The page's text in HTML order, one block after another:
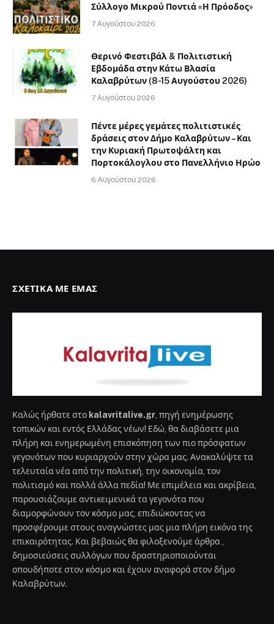
Σύλλογο Μικρού Ποντιά «Η Πρόοδος»
7 Αυγούστου 2026
Θερινό Φεστιβάλ & Πολιτιστική
Εβδομάδα στην Κάτω Βλασία
Καλαβρύτων (8-15 Αυγούστου 2026)
7 Αυγούστου 2026
Πέντε μέρες γεμάτες πολιτιστικές
δράσεις στον Δήμο Καλαβρύτων – Και
την Κυριακή Πρωτοψάλτη και
Πορτοκάλογλου στο Πανελλήνιο Ηρώο
6 Αυγούστου 2026
ΣΧΕΤΙΚΆ ΜΕ ΕΜΆΣ
Καλώς ήρθατε στο kalavritalive.gr , πηγή ενημέρωσης
τοπικών και εντός Ελλάδας νέων! Εδώ, θα διαβάσετε μια
πλήρη και ενημερωμένη επισκόπηση των πιο πρόσφατων
γεγονότων που κυριαρχούν στην χώρα μας. Ανακαλύψτε τα
τελευταία νέα από την πολιτική, την οικονομία, τον
πολιτισμό και πολλά άλλα πεδία! Με επιμέλεια και ακρίβεια,
παρουσιάζουμε αντικειμενικά τα γεγονότα που
διαμορφώνουν τον κόσμο μας, επιδιώκοντας να
προσφέρουμε στους αναγνώστες μας μια πλήρη εικόνα της
επικαιρότητας. Και βεβαιώς θα φιλοξενούμε άρθρα ,
δημοσιεύσεις συλλόγων που δραστηριοποιούνται
οπουδήποτε στον κόσμο και έχουν αναφορά στον δήμο
Καλαβρύτων.